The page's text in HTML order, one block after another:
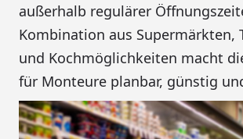
außerhalb regulärer
Kombination aus Supermärkten,
und Kochmöglichkeiten macht
für Monteure planbar, günstig